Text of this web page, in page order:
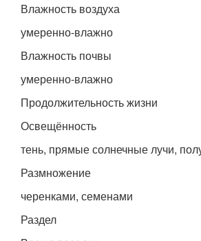
Влажность воздуха
умеренно-влажно
Влажность почвы
умеренно-влажно
Продолжительность жизни
Освещённость
тень, прямые солнечные лучи,
Размножение
черенками, семенами
Раздел